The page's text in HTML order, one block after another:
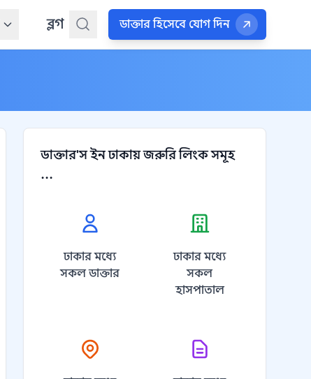
ব্লগ ডাক্তার হিসেবে যোগ দিন
ডাক্তার'স ইন ঢাকায় জরুরি লিংক সমূহ
...
ঢাকার মধ্যে
সকল ডাক্তার
ঢাকার মধ্যে
সকল
হাসপাতাল